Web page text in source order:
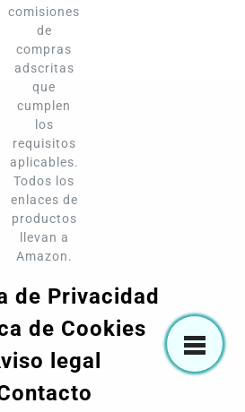
comisiones
de
compras
adscritas
que
cumplen
los
requisitos
aplicables.
Todos los
enlaces de
productos
llevan a
Amazon.
de Privacidad
de Cookies
legal